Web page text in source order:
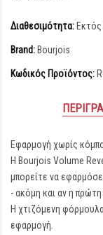
Διαθεσιμότητα:
Brand: Bourjois
Κωδικός Προϊόντος:
Εφαρμογή χωρίς
Η Bourjois Volume
μπορείτε να
- ακόμη και αν η
Η χτιζόμενη
εφαρμογή.